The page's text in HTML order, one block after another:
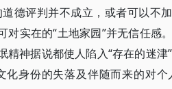
道德评判并不成立，或者可以不
对实在的“土地家园”并无信任感
精神据说都使人陷入“存在的迷
化身份的失落及伴随而来的对